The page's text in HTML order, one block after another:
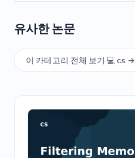
유사한 논문
이 카테고리 전체 보기 💻 cs →